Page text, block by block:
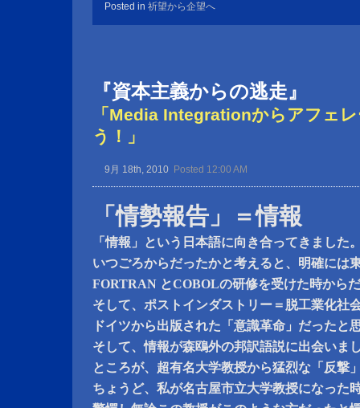
Posted in 祈望から企望へ
『資本主義からの逃走』
「Media Integrationからアフェ
う！」
9月 18th, 2010 Posted 12:00 AM
「情勢報告」＝情報
「情報」という日本語に向き合ってきました
いつごろからだったかと考えると、明確には
FORTRAN とCOBOLの研修を受けた時から
そして、ポストインダストリー＝脱工業化社
ドイツから出版された「意識革命」だったと
そして、情報が森鴎外の邦訳語説に出会いま
ところが、超有名大学教授から猛烈な「反撃
ちょうど、私が名古屋市立大学教授になった